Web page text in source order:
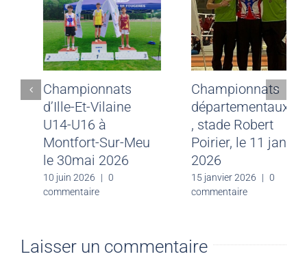
Résultats du
weekend des 13 et
14 juin 2026
23 juin 2026 | 0
commentaire
Championnats
d’Ille-Et-Vilaine
U14-U16 à
Montfort-Sur-Meu
le 30mai 2026
10 juin 2026 | 0
commentaire
Laisser un commentaire